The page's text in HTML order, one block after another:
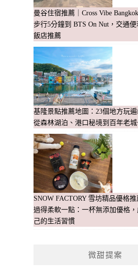
曼谷住宿推薦｜Cross Vibe
步行5分鐘到 BTS On Nut，交通便
飯店推薦
基隆景點推薦地圖：23個地方玩遍
從森林湖泊、港口秘境到百年老
SNOW FACTORY 雪坊精品優格
過得柔軟一點：一杯無添加優格，
己的生活習慣
微甜提案